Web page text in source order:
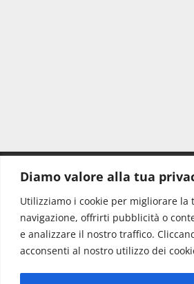
Diamo valore alla tua
Utilizziamo i cookie per migliorare la
navigazione, offrirti pubblicità o
e analizzare il nostro traffico.
acconsenti al nostro utilizzo dei
Redazione:
Direttore:
Info & Commerciale: